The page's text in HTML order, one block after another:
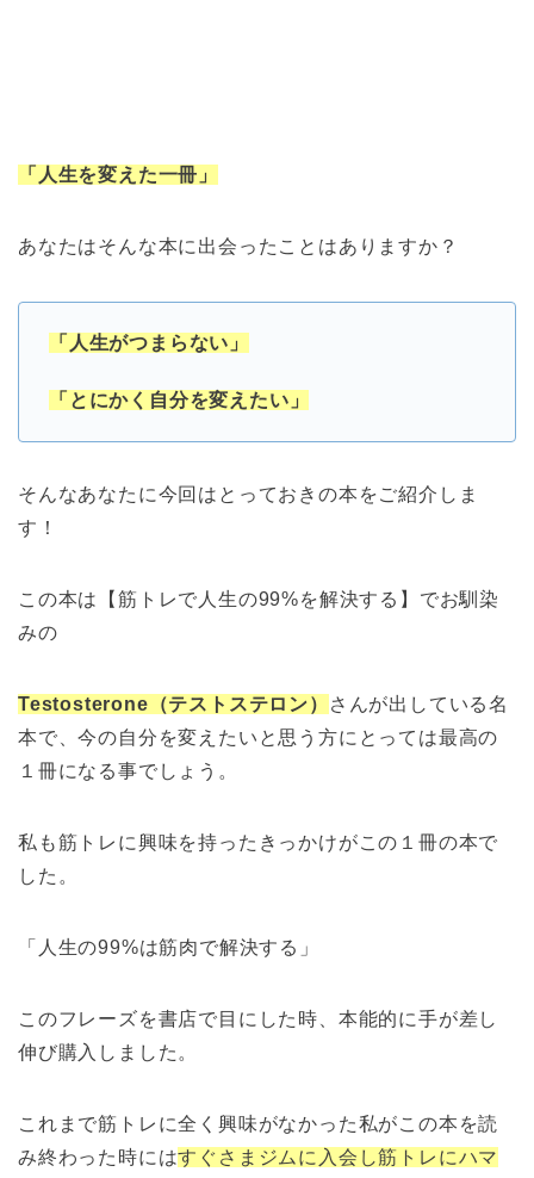
「人生を変えた一冊」
あなたはそんな本に出会ったことはありますか？
「人生がつまらない」
「とにかく自分を変えたい」
そんなあなたに今回はとっておきの本をご紹介しま
す！
この本は【筋トレで人生の99%を解決する】でお馴染
みの
Testosterone（テストステロン）
さんが出している名
本で、今の自分を変えたいと思う方にとっては最高の
１冊になる事でしょう。
私も筋トレに興味を持ったきっかけがこの１冊の本で
した。
「人生の99%は筋肉で解決する」
このフレーズを書店で目にした時、本能的に手が差し
伸び購入しました。
これまで筋トレに全く興味がなかった私がこの本を読
み終わった時にはすぐさまジムに入会し筋トレにハマ